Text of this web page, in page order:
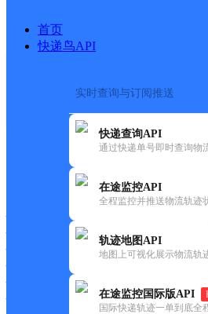
首页
快递鸟API
实时查询与订阅推送
快递查询API
通过快递单号即时查询物
在途监控API
全程监控并推送物流轨迹
轨迹地图API
地图上可视化展示物流轨
在途监控国际版API
国际快递轨迹一单到底全
快递大全 > 快递网点
快递大全 快运